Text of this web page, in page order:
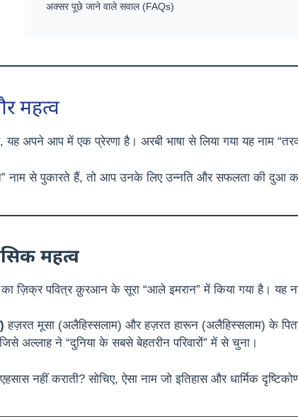
अक्सर पूछे जाने वाले सवाल (FAQs)
महत्व
यह अपने आप में एक प्रेरणा है। अरबी भाषा से लिया गया यह नाम
नाम से पुकारते हैं, तो आप उनके लिए उन्नति और सफलता की दुआ
महत्व
का ज़िक्र पवित्र क़ुरआन के सूरा “आले इमरान” में किया गया है। यह
हज़रत मूसा (अलैहिस्सलाम) और हज़रत हारून (अलैहिस्सलाम) के
अल्लाह ने “दुनिया के सबसे बेहतरीन परिवारों” में से चुना।
नहीं कराती? सोचिए, ऐसा नाम जो इतिहास और धार्मिक